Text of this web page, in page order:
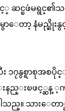
ဆင္ၿဖဴမရွင္၏
ာေတာ့ နံမည္
း ၁၇နွစ္ရာစုအ
နည္းၿဖင့္ဆန္
ါသည္။ သား